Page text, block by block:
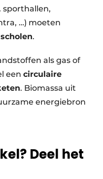
sporthallen,
…) moeten
scholen.
als gas of
een circulaire
. Biomassa uit
energiebron
Deel het